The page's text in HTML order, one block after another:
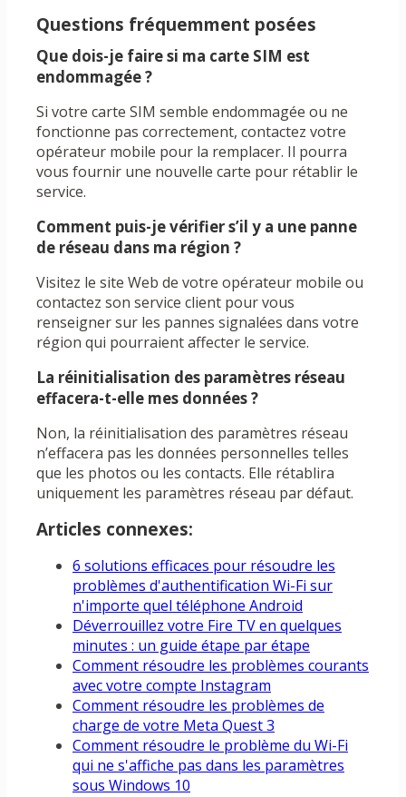
Questions fréquemment posées
Que dois-je faire si ma carte SIM est
endommagée ?
Si votre carte SIM semble endommagée ou ne
fonctionne pas correctement, contactez votre
opérateur mobile pour la remplacer. Il pourra
vous fournir une nouvelle carte pour rétablir le
service.
Comment puis-je vérifier s’il y a une panne
de réseau dans ma région ?
Visitez le site Web de votre opérateur mobile ou
contactez son service client pour vous
renseigner sur les pannes signalées dans votre
région qui pourraient affecter le service.
La réinitialisation des paramètres réseau
effacera-t-elle mes données ?
Non, la réinitialisation des paramètres réseau
n’effacera pas les données personnelles telles
que les photos ou les contacts. Elle rétablira
uniquement les paramètres réseau par défaut.
Articles connexes:
6 solutions efficaces pour résoudre les
problèmes d'authentification Wi-Fi sur
n'importe quel téléphone Android
Déverrouillez votre Fire TV en quelques
minutes : un guide étape par étape
Comment résoudre les problèmes courants
avec votre compte Instagram
Comment résoudre les problèmes de
charge de votre Meta Quest 3
Comment résoudre le problème du Wi-Fi
qui ne s'affiche pas dans les paramètres
sous Windows 10